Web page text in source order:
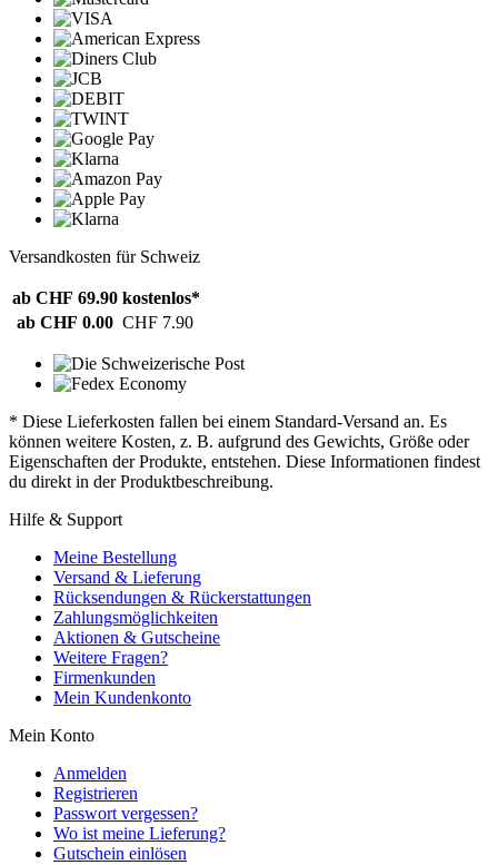
Versandkosten für Schweiz
ab CHF 69.90 kostenlos*
ab CHF 0.00 CHF 7.90
* Diese Lieferkosten fallen bei einem Standard-Versand an. Es
können weitere Kosten, z. B. aufgrund des Gewichts, Größe oder
Eigenschaften der Produkte, entstehen. Diese Informationen findest
du direkt in der Produktbeschreibung.
Hilfe & Support
Meine Bestellung
Versand & Lieferung
Rücksendungen & Rückerstattungen
Zahlungsmöglichkeiten
Aktionen & Gutscheine
Weitere Fragen?
Firmenkunden
Mein Kundenkonto
Mein Konto
Anmelden
Registrieren
Passwort vergessen?
Wo ist meine Lieferung?
Gutschein einlösen